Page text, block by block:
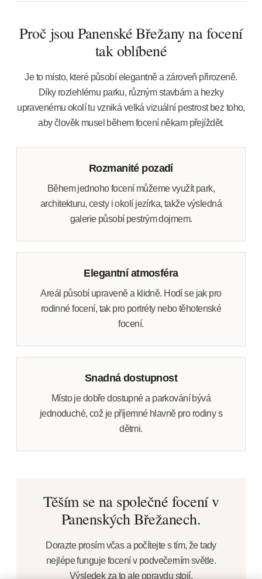
Proč jsou Panenské Břežany na focení
tak oblíbené
Je to místo, které působí elegantně a zároveň přirozeně.
Díky rozlehlému parku, různým stavbám a hezky
upravenému okolí tu vzniká velká vizuální pestrost bez toho,
aby člověk musel během focení někam přejíždět.
Rozmanité pozadí
Během jednoho focení můžeme využít park,
architekturu, cesty i okolí jezírka, takže výsledná
galerie působí pestrým dojmem.
Elegantní atmosféra
Areál působí upraveně a klidně. Hodí se jak pro
rodinné focení, tak pro portréty nebo těhotenské
focení.
Snadná dostupnost
Místo je dobře dostupné a parkování bývá
jednoduché, což je příjemné hlavně pro rodiny s
dětmi.
Těším se na společné focení v
Panenských Břežanech.
Dorazte prosím včas a počítejte s tím, že tady
nejlépe funguje focení v podvečerním světle.
Výsledek za to ale opravdu stojí.